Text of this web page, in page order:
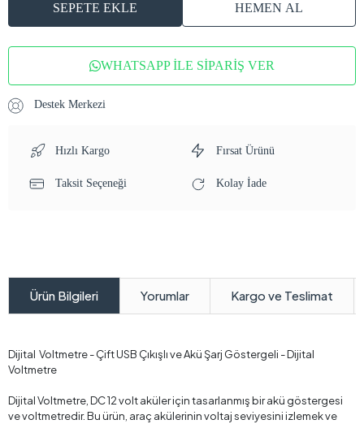
SEPETE EKLE HEMEN AL
WHATSAPP İLE SİPARİŞ VER
Destek Merkezi
Hızlı Kargo Fırsat Ürünü
Taksit Seçeneği Kolay İade
Ürün Bilgileri Yorumlar Kargo ve Teslimat
Dijital Voltmetre - Çift USB Çıkışlı ve Akü Şarj Göstergeli - Dijital
Voltmetre
Dijital Voltmetre, DC 12 volt aküler için tasarlanmış bir akü göstergesi
ve voltmetredir. Bu ürün, araç akülerinin voltaj seviyesini izlemek ve